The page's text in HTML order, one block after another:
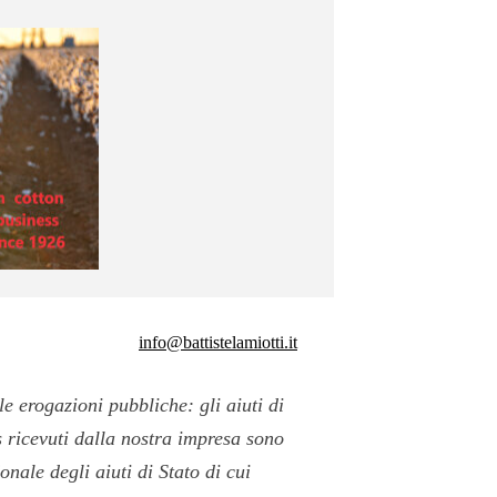
info@battistelamiotti.it
erogazioni pubbliche: gli aiuti di
dalla nostra impresa sono
degli aiuti di Stato di cui